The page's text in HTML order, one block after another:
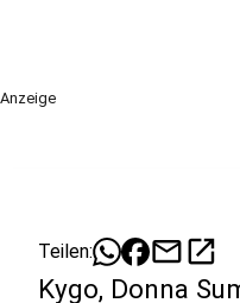
Anzeige
Teilen: mailopen_in_new
Kygo, Donna